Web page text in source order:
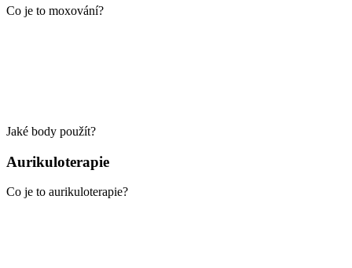
Co je to moxování?
Jaké body použít?
Aurikuloterapie
Co je to aurikuloterapie?